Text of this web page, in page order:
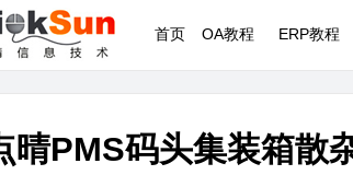
首页 OA教程 ERP教程
晴PMS码头集装箱散